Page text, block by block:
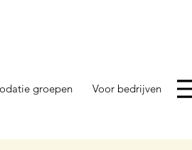
groepen Voor bedrijven